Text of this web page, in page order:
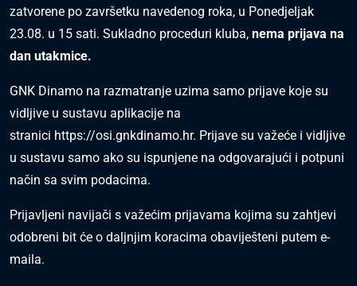
zatvorene po završetku navedenog roka, u Ponedjeljak
23.08. u 15 sati. Sukladno proceduri kluba, nema prijava na
dan utakmice.
GNK Dinamo na razmatranje uzima samo prijave koje su
vidljive u sustavu aplikacije na
stranici https://osi.gnkdinamo.hr. Prijave su važeće i vidljive
u sustavu samo ako su ispunjene na odgovarajući i potpuni
način sa svim podacima.
Prijavljeni navijači s važećim prijavama kojima su zahtjevi
odobreni bit će o daljnjim koracima obaviješteni putem e-
maila.